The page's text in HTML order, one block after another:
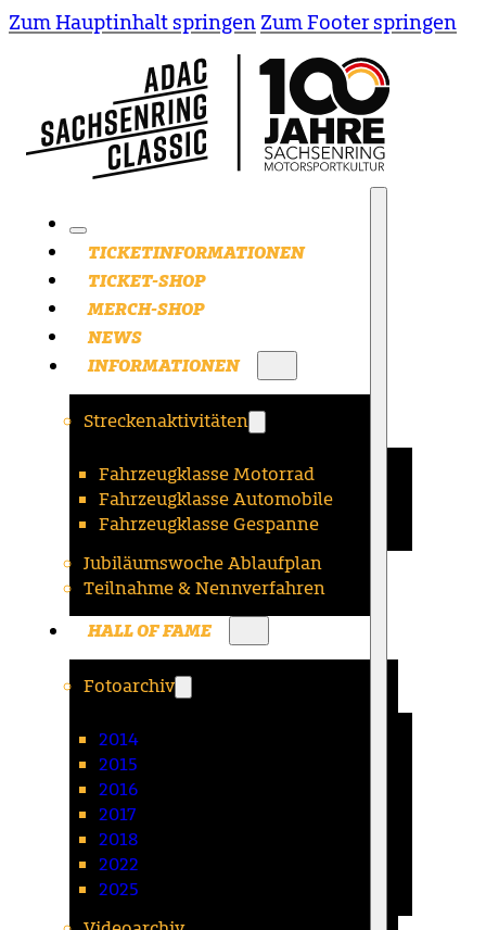
Zum Hauptinhalt springen Zum Footer springen
TICKETINFORMATIONEN
TICKET-SHOP
MERCH-SHOP
NEWS
INFORMATIONEN
Streckenaktivitäten
Fahrzeugklasse Motorrad
Fahrzeugklasse Automobile
Fahrzeugklasse Gespanne
Jubiläumswoche Ablaufplan
Teilnahme & Nennverfahren
HALL OF FAME
Fotoarchiv
2014
2015
2016
2017
2018
2022
2025